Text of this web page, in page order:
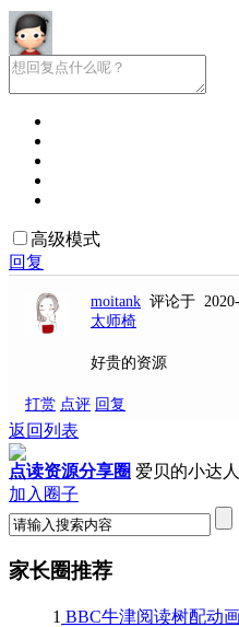
高级模式
回复
moitank 评论于
太师椅
好贵的资源
打赏 点评 回复
返回列表
点读资源分享圈 爱贝的小达
加入圈子
家长圈推荐
1 BBC牛津阅读树配动